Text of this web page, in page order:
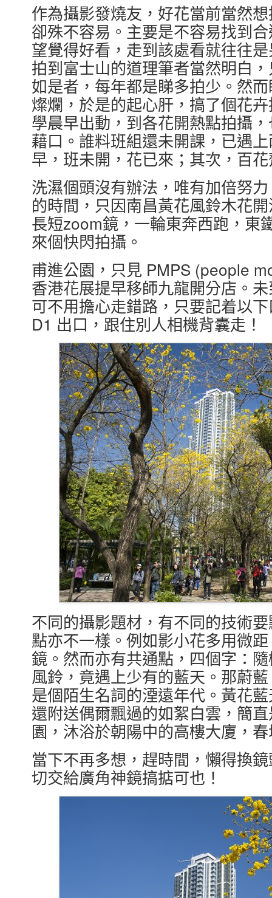
作為攝影發燒友，好花當前當然
卻殊不容易。主要是不容易找到
望覺得好看，走到該處看就往往
拍到富士山的道理筆者當然明白
如是者，每年都是睇多拍少。然
燦爛，於是的起心肝，搞了個花
學晨早出動，到各花開熱點拍攝
藉口。誰料班組還未開課，已遇
早，班未開，花已來；其次，百
洗濕個頭沒有辦法，唯有加倍努
的時間，只因南昌黃花風鈴木花
長短zoom鏡，一輪東奔西跑，東
來個快閃拍攝。
甫進公園，只見 PMPS (people
香港花展提早移師九龍開分店。
可不用擔心走錯路，只要記着以
D1 出口，跟住別人相機背囊走！
不同的攝影題材，有不同的技術
點亦不一樣。例如影小花多用微
鏡。然而亦有共通點，四個字：
風鈴，竟遇上少有的藍天。那蔚
是個陌生名詞的湮遠年代。黃花
還附送偶爾飄過的如絮白雲，簡
園，沐浴於朝陽中的高樓大廈，
當下不再多想，趕時間，懶得換
切交給廣角神鏡搞掂可也！